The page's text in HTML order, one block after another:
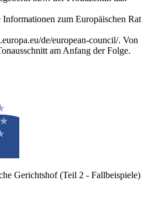
zum Europäischen Rat
de/european-council/. Von
am Anfang der Folge.
Gerichtshof (Teil 2 - Fallbeispiele)